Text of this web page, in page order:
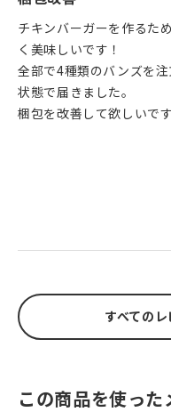
チキンバーガーを作るた
く美味しいです！
全部で4種類のバンズを
状態で届きました。
梱包を改善して欲しいで
すべてのレ
この商品を使った